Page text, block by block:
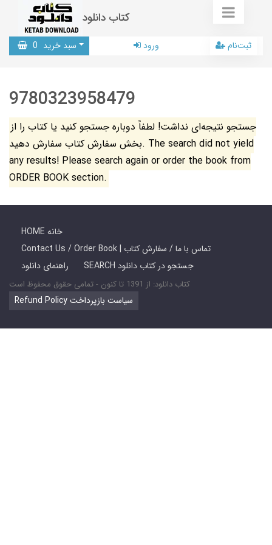
کتاب دانلود
سبد خرید 0 ورود ثبت‌نام
9780323958479
جستجو نتیجه‌ای نداشت! لطفاً دوباره جستجو کنید یا کتاب را از
بخش سفارش کتاب سفارش دهید. The search did not yield
any results! Please search again or order the book from
ORDER BOOK section.
HOME خانه
Contact Us / Order Book | تماس با ما / سفارش کتاب
راهنمای دانلود
SEARCH جستجو در کتاب دانلود
کتاب دانلود: از 1391 تا کنون - تمامی حقوق محفوظ است
Refund Policy سیاست بازپرداخت